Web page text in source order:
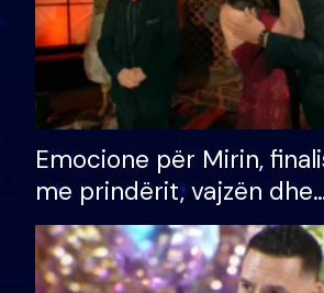
Emocione për Mirin,
me prindërit, vajzën dhe
bashkëshorten: S’kemi
divorci apo jo?